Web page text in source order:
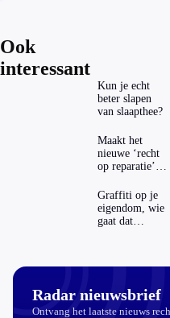
eigenlijk
Ook
interessant
Kun je echt
beter slapen
van slaapthee?
Maakt het
nieuwe ‘recht
op reparatie’
echt
aantrekkelijker?
Graffiti op je
eigendom, wie
gaat dat
Radar nieuwsbrief
Ontvang het laatste nieuws